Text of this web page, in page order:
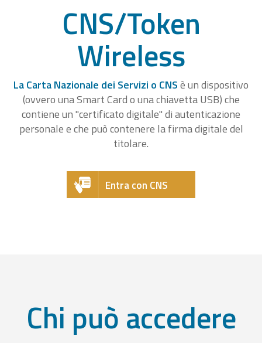
CNS/Token
Wireless
La Carta Nazionale dei Servizi o CNSè un dispositivo
(ovvero una Smart Card o una chiavetta USB) che
contiene un "certificato digitale" di autenticazione
personale e che può contenere la firma digitale del
titolare.
Entra con CNS
Chi può accedere